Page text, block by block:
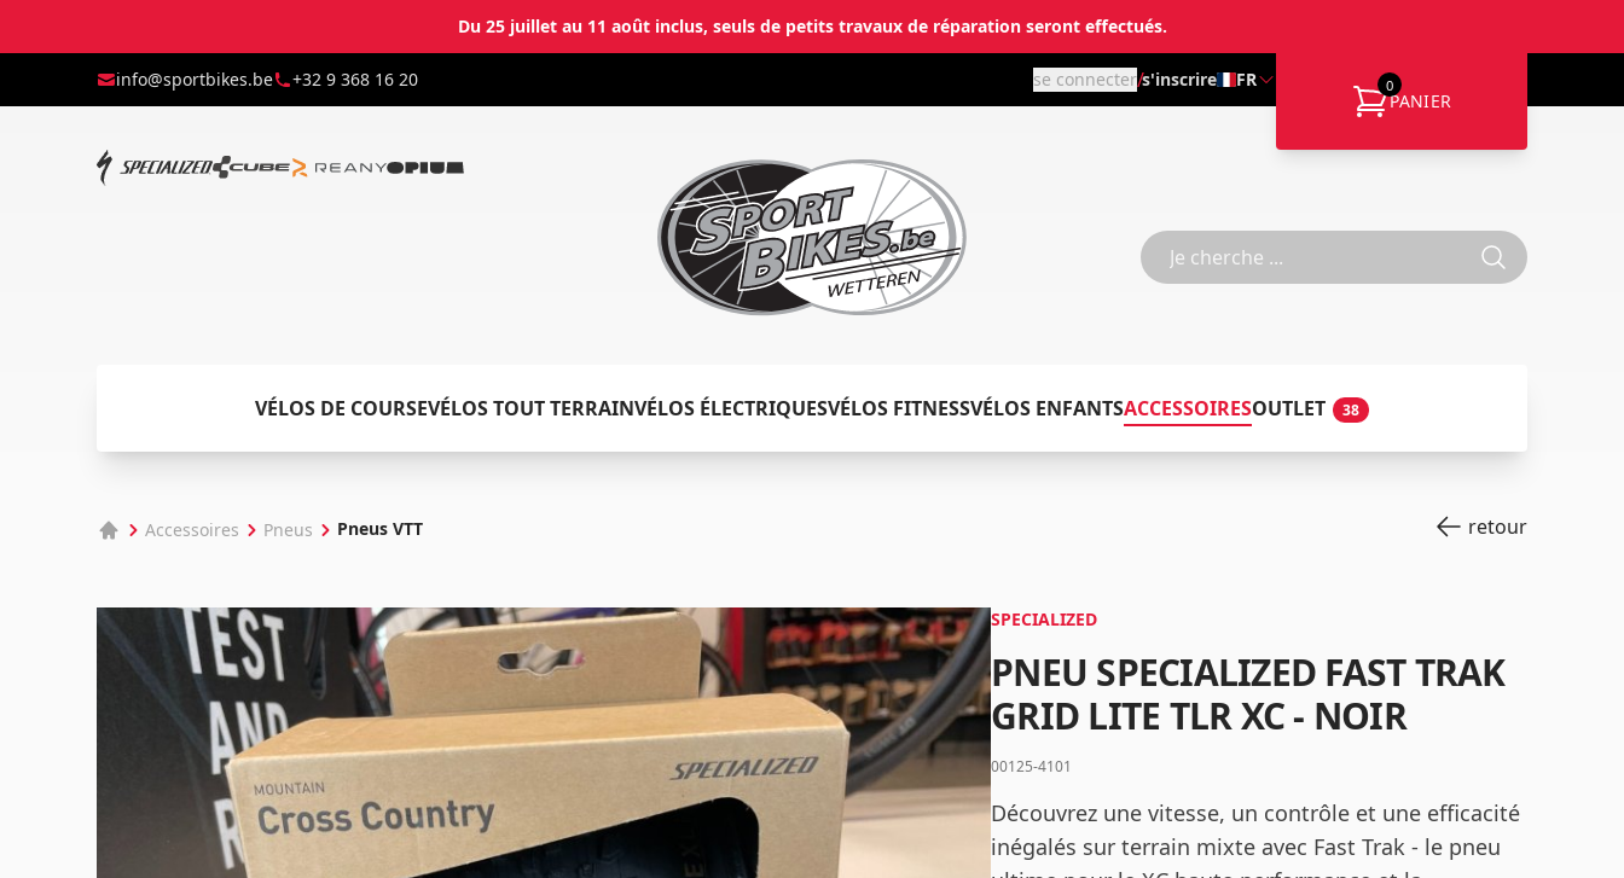
Du 25 juillet au 11 août inclus, seuls de petits travaux de réparation seront effectués.
info@sportbikes.be +32 9 368 16 20 se connecter/s'inscrire FR 0
PANIER
VÉLOS DE COURSEVÉLOS TOUT TERRAINVÉLOS ÉLECTRIQUESVÉLOS FITNESSVÉLOS ENFANTSACCESSOIRESOUTLET 38
Accessoires Pneus Pneus VTT retour
SPECIALIZED
PNEU SPECIALIZED FAST TRAK
GRID LITE TLR XC - NOIR
00125-4101
Découvrez une vitesse, un contrôle et une efficacité
inégalés sur terrain mixte avec Fast Trak - le pneu
Connecter
Email*
Se connecter
Se souvenir de moi Mot de passe oublié ?